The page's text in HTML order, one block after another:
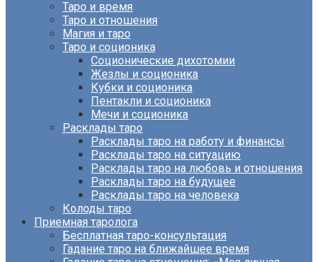
Таро и время
Таро и отношения
Магия и таро
Таро и соционика
Соционические дихотомии
Жезлы и соционика
Кубки и соционика
Пентакли и соционика
Мечи и соционика
Расклады таро
Расклады таро на работу и финансы
Расклады таро на ситуацию
Расклады таро на любовь и отношения
Расклады таро на будущее
Расклады таро на человека
Колоды таро
Приемная таролога
Бесплатная таро-консультация
Гадание таро на ближайшее время